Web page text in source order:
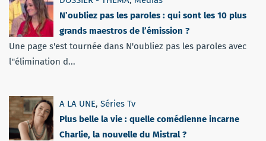
N’oubliez pas les paroles : qui sont les 10 plus
grands maestros de l’émission ?
Une page s'est tournée dans N'oubliez pas les paroles avec
l''élimination d...
A LA UNE, Séries Tv
Plus belle la vie : quelle comédienne incarne
Charlie, la nouvelle du Mistral ?